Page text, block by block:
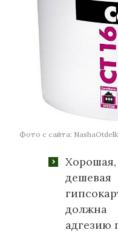
Фото с сайта:
должна
адгезию